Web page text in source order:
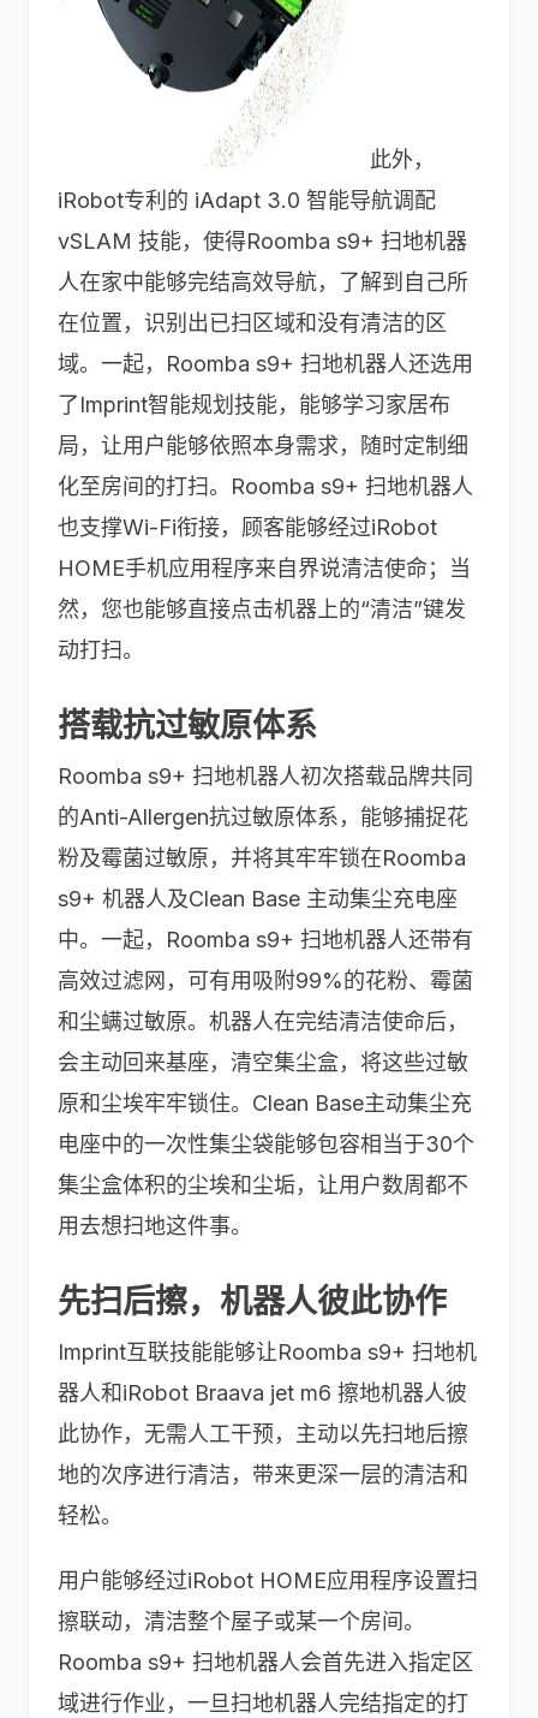
此外，
iRobot专利的 iAdapt 3.0 智能导航调配
vSLAM 技能，使得Roomba s9+ 扫地机器
人在家中能够完结高效导航，了解到自己所
在位置，识别出已扫区域和没有清洁的区
域。一起，Roomba s9+ 扫地机器人还选用
了Imprint智能规划技能，能够学习家居布
局，让用户能够依照本身需求，随时定制细
化至房间的打扫。Roomba s9+ 扫地机器人
也支撑Wi-Fi衔接，顾客能够经过iRobot
HOME手机应用程序来自界说清洁使命；当
然，您也能够直接点击机器上的“清洁”键发
动打扫。
搭载抗过敏原体系
Roomba s9+ 扫地机器人初次搭载品牌共同
的Anti-Allergen抗过敏原体系，能够捕捉花
粉及霉菌过敏原，并将其牢牢锁在Roomba
s9+ 机器人及Clean Base 主动集尘充电座
中。一起，Roomba s9+ 扫地机器人还带有
高效过滤网，可有用吸附99%的花粉、霉菌
和尘螨过敏原。机器人在完结清洁使命后，
会主动回来基座，清空集尘盒，将这些过敏
原和尘埃牢牢锁住。Clean Base主动集尘充
电座中的一次性集尘袋能够包容相当于30个
集尘盒体积的尘埃和尘垢，让用户数周都不
用去想扫地这件事。
先扫后擦，机器人彼此协作
Imprint互联技能能够让Roomba s9+ 扫地机
器人和iRobot Braava jet m6 擦地机器人彼
此协作，无需人工干预，主动以先扫地后擦
地的次序进行清洁，带来更深一层的清洁和
轻松。
用户能够经过iRobot HOME应用程序设置扫
擦联动，清洁整个屋子或某一个房间。
Roomba s9+ 扫地机器人会首先进入指定区
域进行作业，一旦扫地机器人完结指定的打